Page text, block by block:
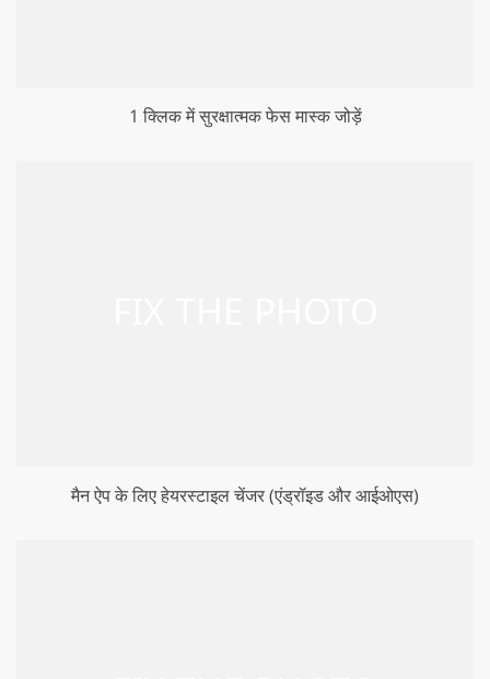
1 क्लिक में सुरक्षात्मक फेस मास्क जोड़ें
मैन ऐप के लिए हेयरस्टाइल चेंजर (एंड्रॉइड और आईओएस)